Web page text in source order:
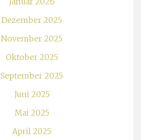
Dezember 2025
November 2025
Oktober 2025
September 2025
Juni 2025
Mai 2025
April 2025